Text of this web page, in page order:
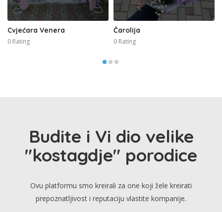
Cvjećara Venera
0 Rating
Čarolija
0 Rating
Budite i Vi dio velike
"kostagdje" porodice
Ovu platformu smo kreirali za one koji žele kreirati
prepoznatljivost i reputaciju vlastite kompanije.